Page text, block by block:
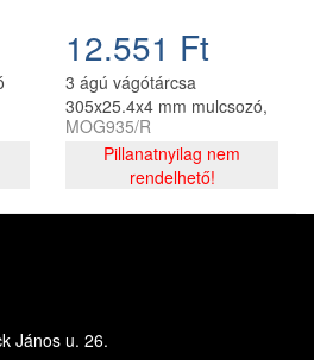
12.551 Ft
3 ágú vágótárcsa
305x25.4x4 mm mulcsozó,
utángyártott
MOG935/R
Pillanatnyilag nem
rendelhető!
János u. 26.